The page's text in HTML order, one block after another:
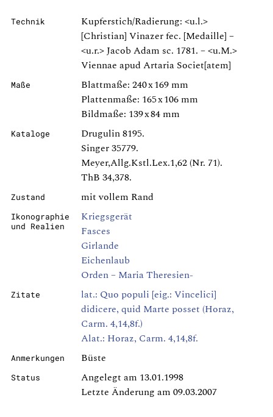
Technik
Kupferstich/Radierung: <u.l.>
[Christian] Vinazer fec. [Medaille] –
<u.r.> Jacob Adam sc. 1781. – <u.M.>
Viennae apud Artaria Societ[atem]
Maße
Blattmaße: 240 x 169 mm
Plattenmaße: 165 x 106 mm
Bildmaße: 139 x 84 mm
Kataloge
Drugulin 8195.
Singer 35779.
Meyer,Allg.Kstl.Lex.1,62 (Nr. 71).
ThB 34,378.
Zustand mit vollem Rand
Ikonographie
und Realien
Kriegsgerät
Fasces
Girlande
Eichenlaub
Orden – Maria Theresien-
Zitate
lat.: Quo populi [eig.: Vincelici]
didicere, quid Marte posset (Horaz,
Carm. 4,14,8f.)
Alat.: Horaz, Carm. 4,14,8f.
Anmerkungen Büste
Status
Angelegt am 13.01.1998
Letzte Änderung am 09.03.2007